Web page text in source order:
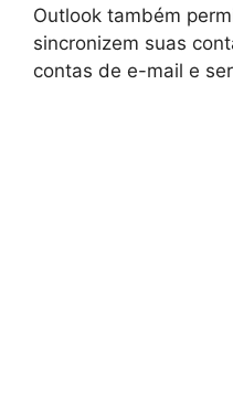
Outlook também
sincronizem suas
contas de e-mail e